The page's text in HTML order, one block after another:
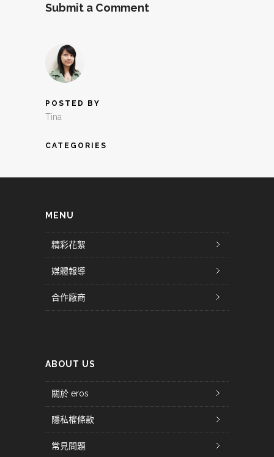
Submit a Comment
POSTED BY
Tina
CATEGORIES
MENU
精彩花絮
媒體報導
合作廠商
ABOUT US
關於 eros
隱私權條款
常見問題